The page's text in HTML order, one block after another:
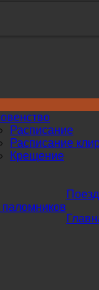
Расписание
Расписание
Крещение